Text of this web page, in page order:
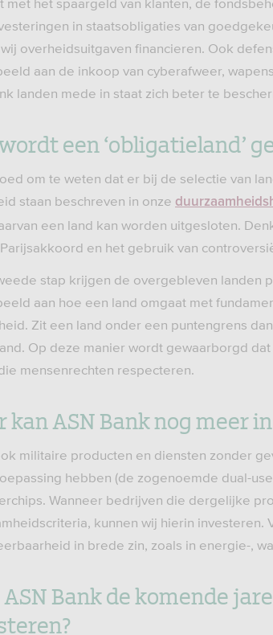
met het spaargeld van klanten, de
in staatsobligaties van
overheidsuitgaven financieren. Ook
aan de inkoop van cyberafweer,
landen mede in staat zich beter te
een ‘obligatieland’
om te weten dat er bij de selectie van
staan beschreven in onze
een land kan worden uitgesloten.
en het gebruik van
stap krijgen de overgebleven landen
aan hoe een land omgaat met
Zit een land onder een puntengrens
Op deze manier wordt gewaarborgd
mensenrechten respecteren.
kan ASN Bank nog meer
militaire producten en diensten zonder
hebben (de zogenoemde dual-
Wanneer bedrijven die dergelijke
kunnen wij hierin
in brede zin, zoals in energie-,
ASN Bank de komende